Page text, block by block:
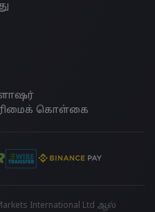
கொள்கை
International Ltd ஆல்